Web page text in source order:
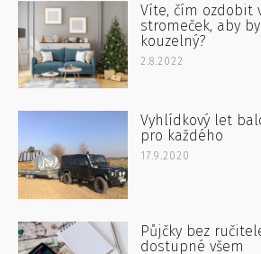
Víte, čím ozdobit
stromeček, aby
kouzelný?
2.8.2022
Vyhlídkový let
pro každého
17.9.2020
Půjčky bez
dostupné všem